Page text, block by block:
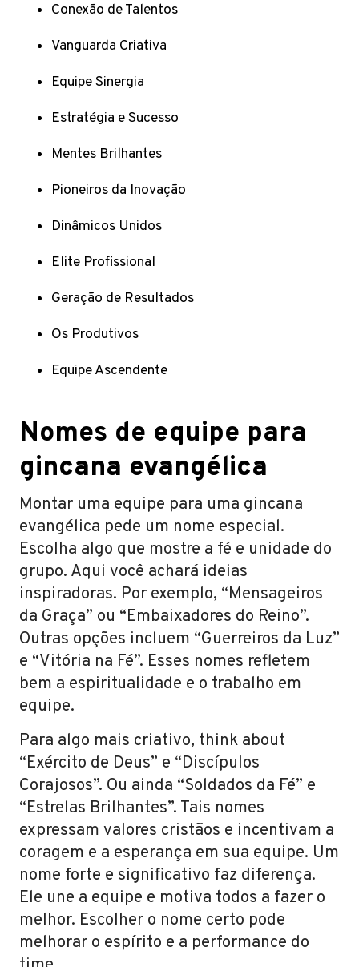
Conexão de Talentos
Vanguarda Criativa
Equipe Sinergia
Estratégia e Sucesso
Mentes Brilhantes
Pioneiros da Inovação
Dinâmicos Unidos
Elite Profissional
Geração de Resultados
Os Produtivos
Equipe Ascendente
Nomes de equipe para
gincana evangélica
Montar uma equipe para uma gincana
evangélica pede um nome especial.
Escolha algo que mostre a fé e unidade do
grupo. Aqui você achará ideias
inspiradoras. Por exemplo, “Mensageiros
da Graça” ou “Embaixadores do Reino”.
Outras opções incluem “Guerreiros da Luz”
e “Vitória na Fé”. Esses nomes refletem
bem a espiritualidade e o trabalho em
equipe.
Para algo mais criativo, think about
“Exército de Deus” e “Discípulos
Corajosos”. Ou ainda “Soldados da Fé” e
“Estrelas Brilhantes”. Tais nomes
expressam valores cristãos e incentivam a
coragem e a esperança em sua equipe. Um
nome forte e significativo faz diferença.
Ele une a equipe e motiva todos a fazer o
melhor. Escolher o nome certo pode
melhorar o espírito e a performance do